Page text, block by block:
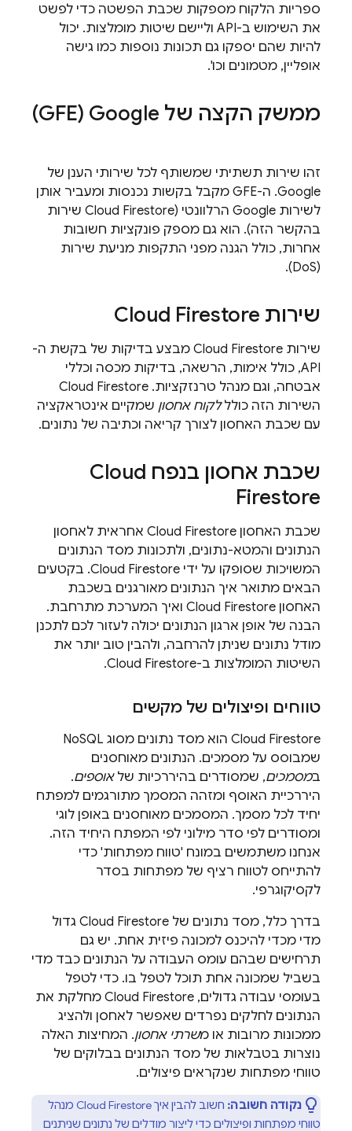
ספריות הלקוח מספקות שכבת הפשטה כדי לפשט
את השימוש ב-API וליישם שיטות מומלצות. יכול
להיות שהם יספקו גם תכונות נוספות כמו גישה
אופליין, מטמונים וכו'.
ממשק הקצה של Google‏ (GFE)
זהו שירות תשתיתי שמשותף לכל שירותי הענן של
Google. ה-GFE מקבל בקשות נכנסות ומעביר אותן
לשירות Google הרלוונטי (
Cloud Firestore שירות
בהקשר הזה). הוא גם מספק פונקציות חשובות
אחרות, כולל הגנה מפני התקפות מניעת שירות
(DoS).
שירות Cloud Firestore
שירות Cloud Firestore מבצע בדיקות של בקשת ה-
API, כולל אימות, הרשאה, בדיקות מכסה וכללי
אבטחה, וגם מנהל טרנזקציות. Cloud Firestore
השירות הזה כולללקוח אחסון שמקיים אינטראקציה
עם שכבת האחסון לצורך קריאה וכתיבה של נתונים.
שכבת אחסון בנפח Cloud
Firestore
שכבת האחסון Cloud Firestore אחראית לאחסון
הנתונים והמטא-נתונים, ולתכונות מסד הנתונים
המשויכות שסופקו על ידי Cloud Firestore. בקטעים
הבאים מתואר איך הנתונים מאורגנים בשכבת
האחסון Cloud Firestore ואיך המערכת מתרחבת.
הבנה של אופן ארגון הנתונים יכולה לעזור לכם לתכנן
מודל נתונים שניתן להרחבה, ולהבין טוב יותר את
השיטות המומלצות ב-Cloud Firestore
.
טווחים ופיצולים של מקשים
Cloud Firestore
הוא מסד נתונים מסוג NoSQL
שמבוסס על מסמכים. הנתונים מאוחסנים
במסמכים, שמסודרים בהיררכיות שלאוספים.
היררכיית האוסף ומזהה המסמך מתורגמים למפתח
יחיד לכל מסמך. המסמכים מאוחסנים באופן לוגי
ומסודרים לפי סדר מילוני לפי המפתח היחיד הזה.
אנחנו משתמשים במונח 'טווח מפתחות' כדי
להתייחס לטווח רציף של מפתחות בסדר
לקסיקוגרפי.
בדרך כלל, מסד נתונים של Cloud Firestore גדול
מדי מכדי להיכנס למכונה פיזית אחת. יש גם
תרחישים שבהם עומס העבודה על הנתונים כבד מדי
בשביל שמכונה אחת תוכל לטפל בו. כדי לטפל
בעומסי עבודה גדולים, ‏ Cloud Firestore מחלקת את
הנתונים לחלקים נפרדים שאפשר לאחסן ולהציג
ממכונות מרובות או משרתי אחסון. המחיצות האלה
נוצרות בטבלאות של מסד הנתונים בבלוקים של
טווחי מפתחות שנקראים פיצולים.
נקודה חשובה: חשוב להבין איךCloud Firestore מנהל
טווחי מפתחות ופיצולים כדי ליצור מודלים של נתונים שניתנים